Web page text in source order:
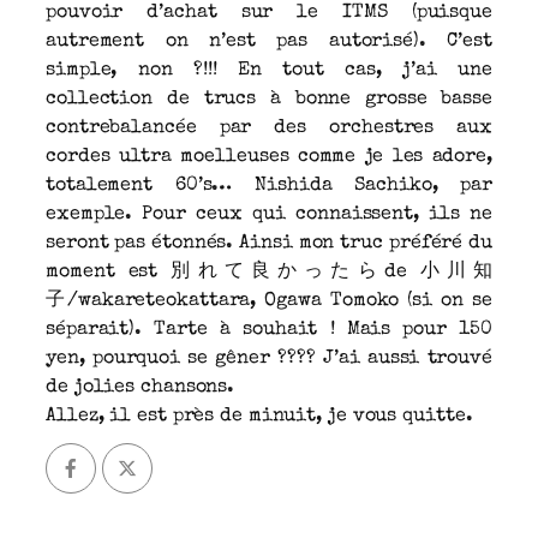
pouvoir d’achat sur le ITMS (puisque
autrement on n’est pas autorisé). C’est
simple, non ?!!! En tout cas, j’ai une
collection de trucs à bonne grosse basse
contrebalancée par des orchestres aux
cordes ultra moelleuses comme je les adore,
totalement 60’s… Nishida Sachiko, par
exemple. Pour ceux qui connaissent, ils ne
seront pas étonnés. Ainsi mon truc préféré du
moment est 別れて良かったらde 小川知
子/wakareteokattara, Ogawa Tomoko (si on se
séparait). Tarte à souhait ! Mais pour 150
yen, pourquoi se gêner ???? J’ai aussi trouvé
de jolies chansons.
Allez, il est près de minuit, je vous quitte.